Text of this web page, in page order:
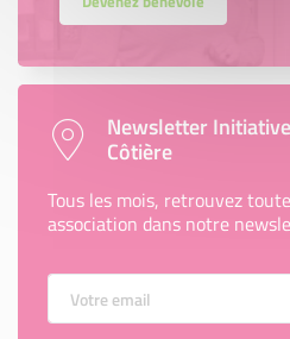
Newsletter
Côtière
Tous les mois, retrouvez
association dans notre
Votre Email